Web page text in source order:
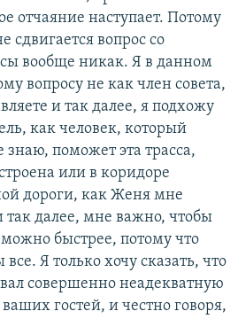
отчаяние наступает. Потому
сдвигается вопрос со
вообще никак. Я в данном
вопросу не как член совета,
и так далее, я подхожу
как человек, который
знаю, поможет эта трасса,
или в коридоре
дороги, как Женя мне
так далее, мне важно, чтобы
можно быстрее, потому что
Я только хочу сказать, что
совершенно неадекватную
гостей, и честно говоря,